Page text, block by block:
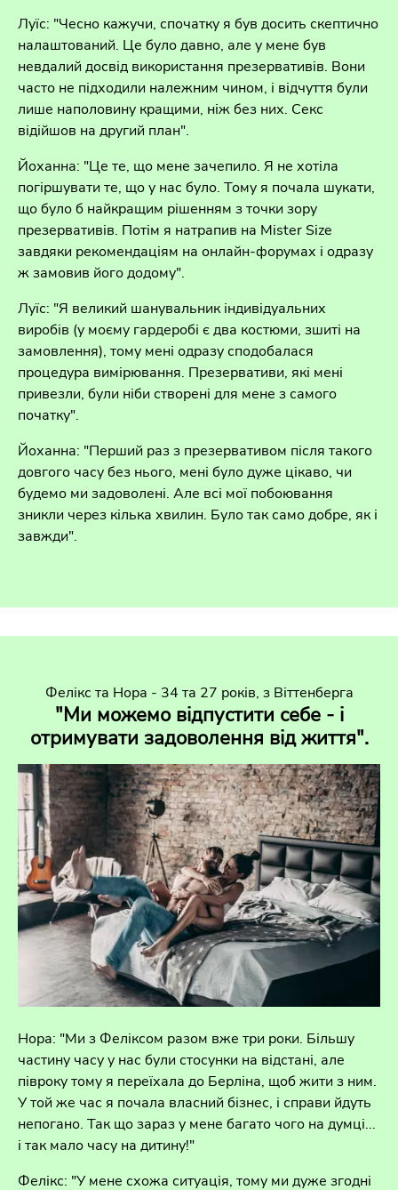
Луїс: "Чесно кажучи, спочатку я був досить скептично
налаштований. Це було давно, але у мене був
невдалий досвід використання презервативів. Вони
часто не підходили належним чином, і відчуття були
лише наполовину кращими, ніж без них. Секс
відійшов на другий план".
Йоханна: "Це те, що мене зачепило. Я не хотіла
погіршувати те, що у нас було. Тому я почала шукати,
що було б найкращим рішенням з точки зору
презервативів. Потім я натрапив на Mister Size
завдяки рекомендаціям на онлайн-форумах і одразу
ж замовив його додому".
Луїс: "Я великий шанувальник індивідуальних
виробів (у моєму гардеробі є два костюми, зшиті на
замовлення), тому мені одразу сподобалася
процедура вимірювання. Презервативи, які мені
привезли, були ніби створені для мене з самого
початку".
Йоханна: "Перший раз з презервативом після такого
довгого часу без нього, мені було дуже цікаво, чи
будемо ми задоволені. Але всі мої побоювання
зникли через кілька хвилин. Було так само добре, як і
завжди".
Фелікс та Нора - 34 та 27 років, з Віттенберга
"Ми можемо відпустити себе - і
отримувати задоволення від життя".
Нора: "Ми з Феліксом разом вже три роки. Більшу
частину часу у нас були стосунки на відстані, але
півроку тому я переїхала до Берліна, щоб жити з ним.
У той же час я почала власний бізнес, і справи йдуть
непогано. Так що зараз у мене багато чого на думці...
і так мало часу на дитину!"
Фелікс: "У мене схожа ситуація, тому ми дуже згодні